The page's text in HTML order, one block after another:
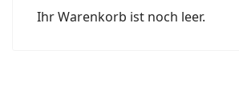
Ihr Warenkorb ist noch leer.